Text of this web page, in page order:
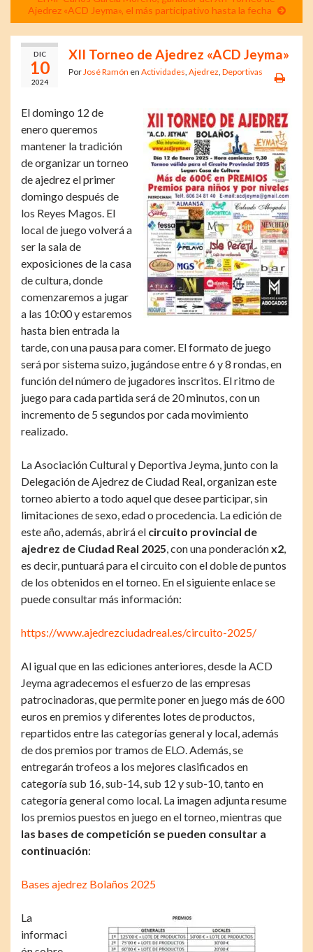
Ajedrez «ACD Jeyma», el más participativo hasta la fecha
DIC
10
2024
XII Torneo de Ajedrez «ACD Jeyma»
Por José Ramón en Actividades Ajedrez Deportivas
El domingo 12 de
enero queremos
mantener la tradición
de organizar un torneo
de ajedrez el primer
domingo después de
los Reyes Magos. El
local de juego volverá a
ser la sala de
exposiciones de la casa
de cultura, donde
comenzaremos a jugar
a las 10:00 y estaremos
hasta bien entrada la
tarde, con una pausa para comer. El formato de juego
será por sistema suizo, jugándose entre 6 y 8 rondas, en
función del número de jugadores inscritos. El ritmo de
juego para cada partida será de 20 minutos, con un
incremento de 5 segundos por cada movimiento
realizado.
La Asociación Cultural y Deportiva Jeyma, junto con la
Delegación de Ajedrez de Ciudad Real, organizan este
torneo abierto a todo aquel que desee participar, sin
limitaciones de sexo, edad o procedencia. La edición de
este año, además, abrirá el circuito provincial de
ajedrez de Ciudad Real 2025 , con una ponderaciónx2
es decir, puntuará para el circuito con el doble de puntos
de los obtenidos en el torneo. En el siguiente enlace se
puede consultar más información:
https://www.ajedrezciudadreal.es/circuito-2025/
Al igual que en las ediciones anteriores, desde la ACD
Jeyma agradecemos el esfuerzo de las empresas
patrocinadoras, que permite poner en juego más de 600
euros en premios y diferentes lotes de productos,
repartidos entre las categorías general y local, además
de dos premios por tramos de ELO. Además, se
entregarán trofeos a los mejores clasificados en
categoría sub 16, sub-14, sub 12 y sub-10, tanto en
categoría general como local. La imagen adjunta resume
los premios puestos en juego en el torneo, mientras que
las bases de competición se pueden consultar a
continuación:
Bases ajedrez Bolaños 2025
La
informaci